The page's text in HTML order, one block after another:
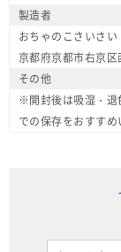
製造者
おちゃのこさいさい
京都府京都市右京
その他
※開封後は吸湿・退
での保存をおすすめ